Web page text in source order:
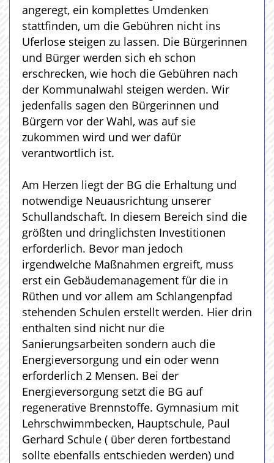
angeregt, ein komplettes Umdenken
stattfinden, um die Gebühren nicht ins
Uferlose steigen zu lassen. Die Bürgerinnen
und Bürger werden sich eh schon
erschrecken, wie hoch die Gebühren nach
der Kommunalwahl steigen werden. Wir
jedenfalls sagen den Bürgerinnen und
Bürgern vor der Wahl, was auf sie
zukommen wird und wer dafür
verantwortlich ist.
Am Herzen liegt der BG die Erhaltung und
notwendige Neuausrichtung unserer
Schullandschaft. In diesem Bereich sind die
größten und dringlichsten Investitionen
erforderlich. Bevor man jedoch
irgendwelche Maßnahmen ergreift, muss
erst ein Gebäudemanagement für die in
Rüthen und vor allem am Schlangenpfad
stehenden Schulen erstellt werden. Hier drin
enthalten sind nicht nur die
Sanierungsarbeiten sondern auch die
Energieversorgung und ein oder wenn
erforderlich 2 Mensen. Bei der
Energieversorgung setzt die BG auf
regenerative Brennstoffe. Gymnasium mit
Lehrschwimmbecken, Hauptschule, Paul
Gerhard Schule ( über deren fortbestand
sollte ebenfalls entschieden werden) und